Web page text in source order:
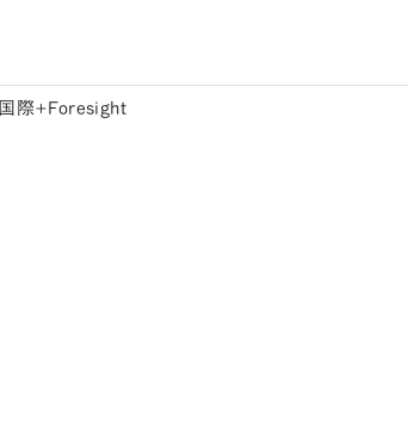
国際+Foresight